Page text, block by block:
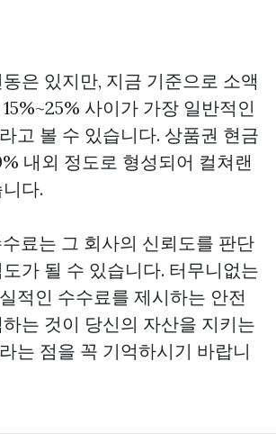
은 있지만, 지금 기준으로 소액
사이가 가장 일반적인
고 볼 수 있습니다. 상품권 현금
내외 정도로 형성되어 컬쳐랜
다.
료는 그 회사의 신뢰도를 판단
가 될 수 있습니다. 터무니없는
적인 수수료를 제시하는 안전
는 것이 당신의 자산을 지키는
는 점을 꼭 기억하시기 바랍니